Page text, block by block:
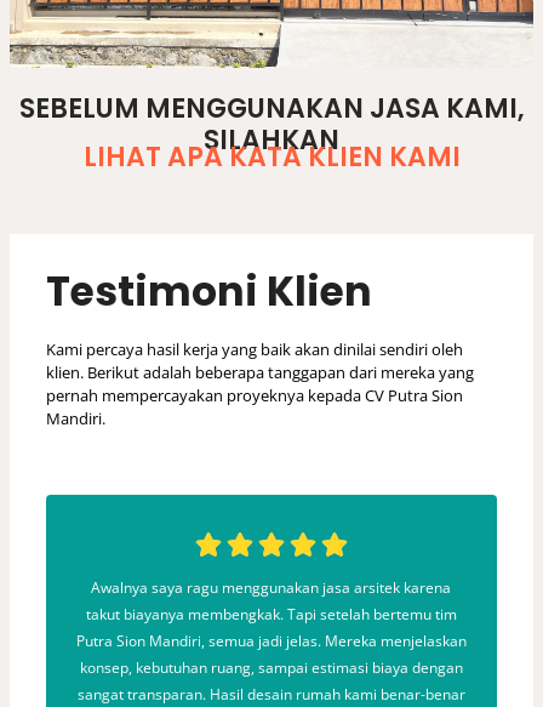
SEBELUM MENGGUNAKAN JASA KAMI,
SILAHKAN
LIHAT APA KATA KLIEN KAMI
Testimoni Klien
Kami percaya hasil kerja yang baik akan dinilai sendiri oleh
klien. Berikut adalah beberapa tanggapan dari mereka yang
pernah mempercayakan proyeknya kepada CV Putra Sion
Mandiri.
Awalnya saya ragu menggunakan jasa arsitek karena
takut biayanya membengkak. Tapi setelah bertemu tim
Putra Sion Mandiri, semua jadi jelas. Mereka menjelaskan
konsep, kebutuhan ruang, sampai estimasi biaya dengan
sangat transparan. Hasil desain rumah kami benar-benar